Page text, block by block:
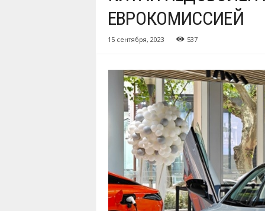
ЕВРОКОМИССИЕЙ
15 сентября, 2023 537